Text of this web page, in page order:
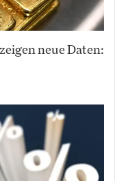
neue Daten: